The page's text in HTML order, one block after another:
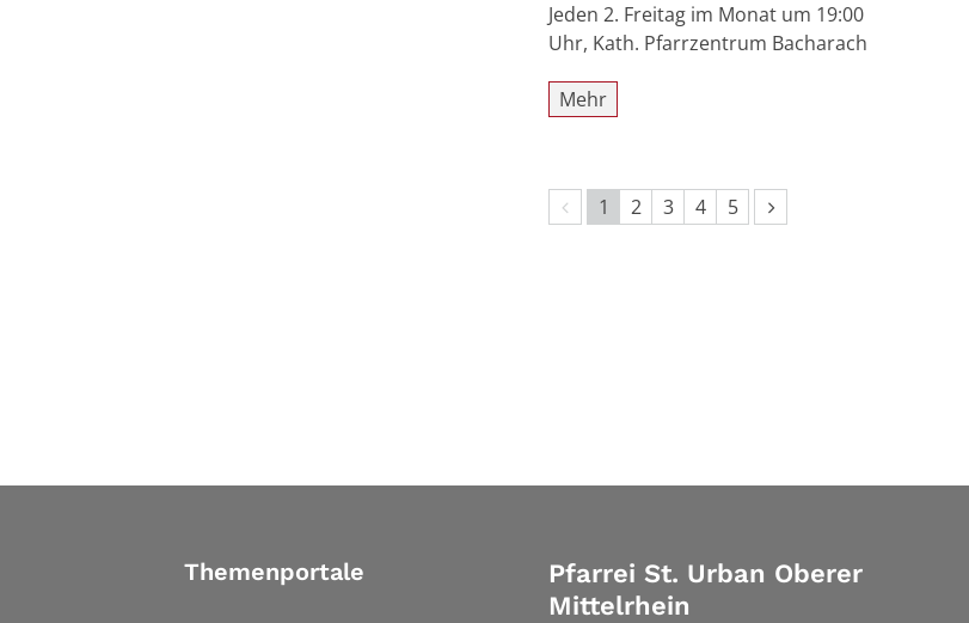
Jeden 2. Freitag im Monat um 19:00
Uhr, Kath. Pfarrzentrum Bacharach
Mehr
Vorherige Seite
1 2 3 4 5 Nächste Seite
Themenportale
Pfarrei St. Urban Oberer
Mittelrhein